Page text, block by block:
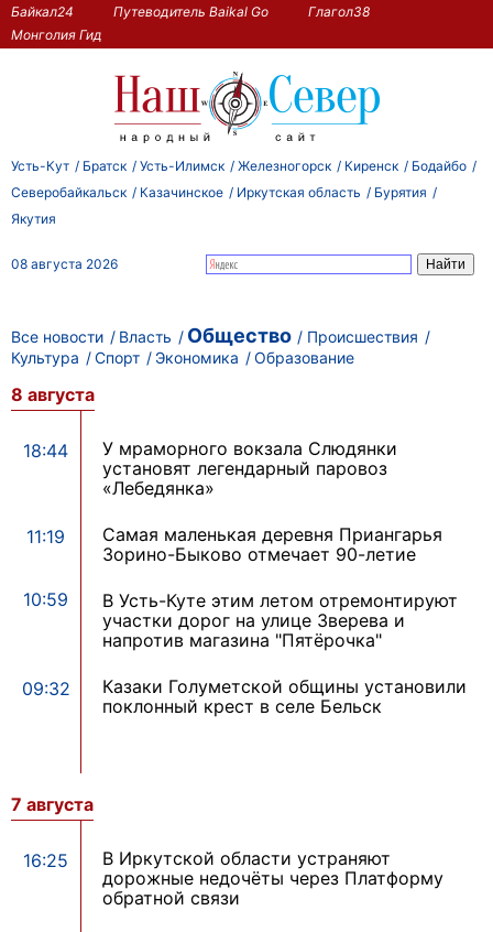
Байкал24 Путеводитель Baikal Go
Глагол38
Монголия Гид
Усть-Кут Братск Усть-Илимск Железногорск Киренск
Бодайбо
Северобайкальск
Казачинское Иркутская область
Бурятия
Якутия
08 августа 2026
Все новости Власть Общество
Происшествия
Культура
Спорт Экономика Образование
8 августа
18:44
У мраморного вокзала Слюдянки
установят легендарный паровоз
«Лебедянка»
11:19
Самая маленькая деревня Приангарья
Зорино-Быково отмечает 90-летие
10:59
В Усть-Куте этим летом отремонтируют
участки дорог на улице Зверева и
напротив магазина "Пятёрочка"
09:32
Казаки Голуметской общины установили
поклонный крест в селе Бельск
7 августа
16:25
В Иркутской области устраняют
дорожные недочёты через Платформу
обратной связи